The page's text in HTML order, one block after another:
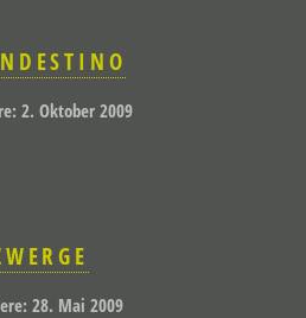
2. Oktober 2009
28. Mai 2009